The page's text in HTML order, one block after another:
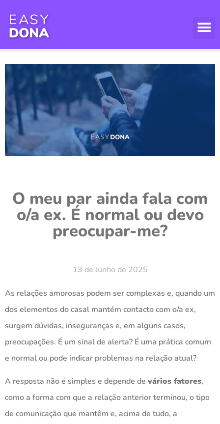
O meu par ainda fala com
o/a ex. É normal ou devo
preocupar-me?
13 de Junho de 2025
As relações amorosas podem ser complexas e, quando um
dos elementos do casal mantém contacto com o/a ex,
surgem dúvidas, inseguranças e, em alguns casos,
preocupações. É um sinal de alerta? É uma prática comum
e normal ou pode indicar problemas na relação atual?
A resposta não é simples e depende de vários fatores,
como a forma com que a relação anterior terminou, o tipo
de comunicação que mantêm e, acima de tudo, a